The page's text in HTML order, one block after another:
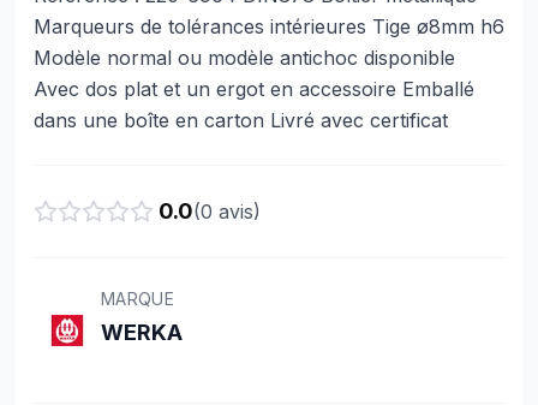
Marqueurs de tolérances intérieures Tige ø8mm h6
Modèle normal ou modèle antichoc disponible
Avec dos plat et un ergot en accessoire Emballé
dans une boîte en carton Livré avec certificat
0.0(0 avis)
MARQUE
WERKA